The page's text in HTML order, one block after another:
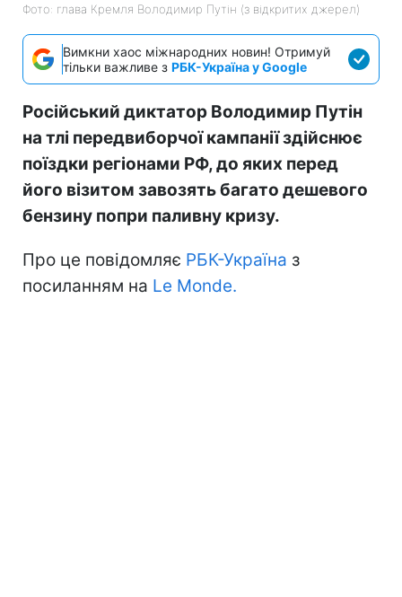
Фото: глава Кремля Володимир Путін (з відкритих джерел)
Вимкни хаос міжнародних новин! Отримуй
тільки важливе з РБК-Україна у Google
Російський диктатор Володимир Путін
на тлі передвиборчої кампанії здійснює
поїздки регіонами РФ, до яких перед
його візитом завозять багато дешевого
бензину попри паливну кризу.
Про це повідомляє РБК-Україна з
посиланням на Le Monde.